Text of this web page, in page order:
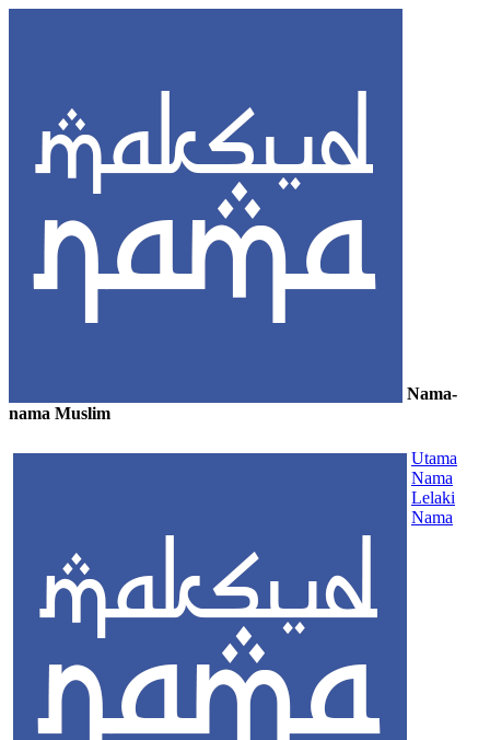
Nama-
nama Muslim
Utama
Nama
Lelaki
Nama